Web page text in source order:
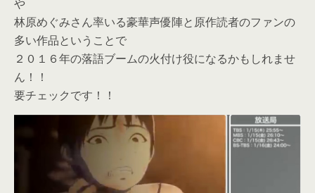
や
林原めぐみさん率いる豪華声優陣と原作読者のファンの
多い作品ということで
２０１６年の落語ブームの火付け役になるかもしれませ
ん！！
要チェックです！！